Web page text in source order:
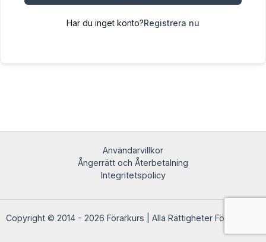
Har du inget konto?Registrera nu
Användarvillkor
Ångerrätt och Återbetalning
Integritetspolicy
Copyright © 2014 - 2026 Förarkurs | Alla Rättigheter Förbehållna